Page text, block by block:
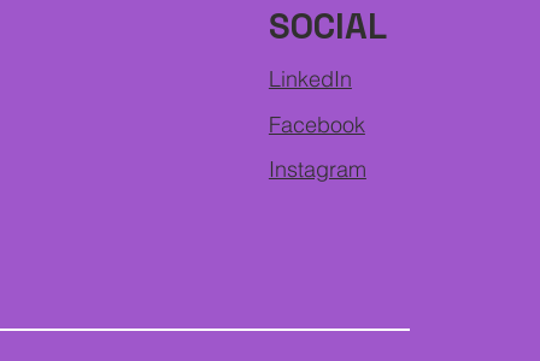
SOCIAL
LinkedIn
Facebook
Instagram